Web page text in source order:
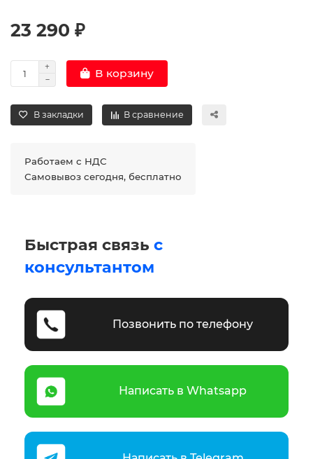
23 290 ₽
В корзину
В закладки В сравнение
Работаем с НДС
Самовывоз сегодня, бесплатно
Быстрая связь с
консультантом
Позвонить по телефону
Написать в Whatsapp